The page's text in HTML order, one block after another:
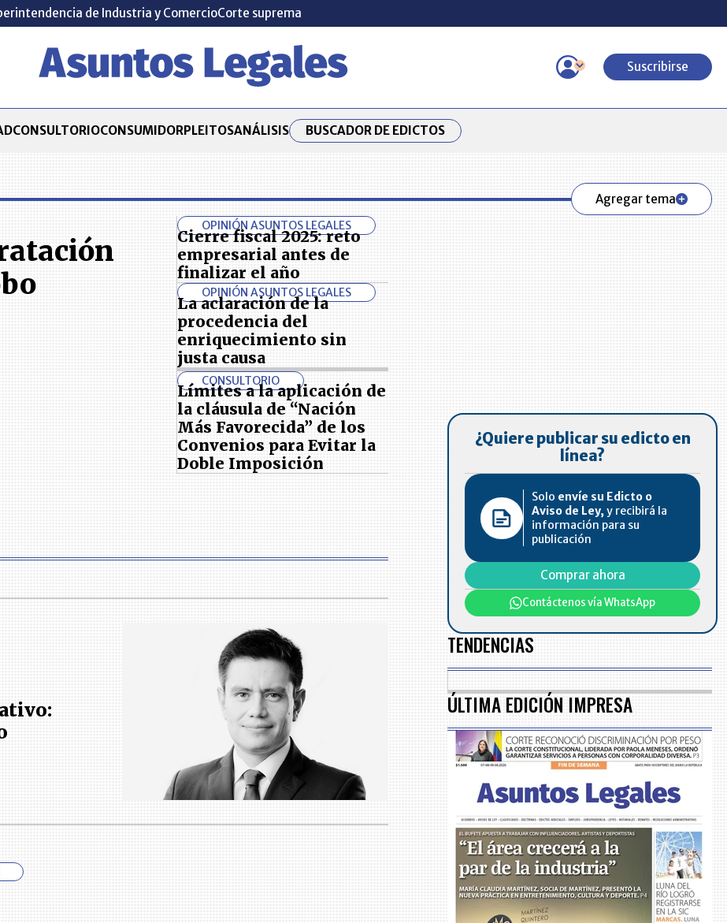
de Industria y ComercioCorte suprema
Suscribirse
CONSULTORIOCONSUMIDORPLEITOSANÁLISIS BUSCADOR DE EDICTOS
Agregar tema
OPINIÓN ASUNTOS LEGALES
Cierre fiscal 2025: reto
empresarial antes de
finalizar el año
OPINIÓN ASUNTOS LEGALES
La aclaración de la
procedencia del
enriquecimiento sin
justa causa
CONSULTORIO
Límites a la aplicación de
la cláusula de “Nación
Más Favorecida” de los
Convenios para Evitar la
Doble Imposición
¿Quiere publicar su edicto en
línea?
Solo envíe su Edicto o
Aviso de Ley, y recibirá la
información para su
publicación
Comprar ahora
Contáctenos vía WhatsApp
TENDENCIAS
ÚLTIMA EDICIÓN IMPRESA